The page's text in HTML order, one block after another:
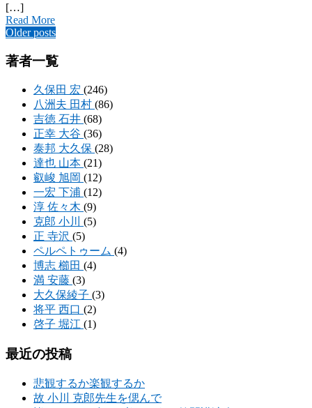
[…]
Read More
Posts
navigation
Older posts
著者一覧
久保田 宏 (246)
八洲夫 田村 (86)
吉徳 石井 (68)
正幸 大谷 (36)
泰邦 大久保 (28)
達也 山本 (21)
叡峻 旭岡 (12)
一宏 下浦 (12)
淳 佐々木 (9)
克郎 小川 (5)
正 寺沢 (5)
ペルペトゥーム (4)
博志 櫛田 (4)
満 安藤 (3)
大久保綾子 (3)
将平 西口 (2)
啓子 堀江 (1)
最近の投稿
悲観するか楽観するか
故 小川 克郎先生を偲んで